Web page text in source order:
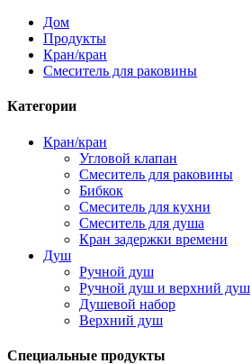
Дом
Продукты
Кран/кран
Смеситель для раковины
Категории
Кран/кран
Угловой клапан
Смеситель для раковины
Бибкок
Смеситель для кухни
Смеситель для душа
Кран задержки времени
Душ
Ручной душ
Ручной душ и верхний душ
Душевой набор
Верхний душ
Специальные продукты